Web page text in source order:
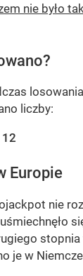
nie było
liczby:
Europie
nie
je w